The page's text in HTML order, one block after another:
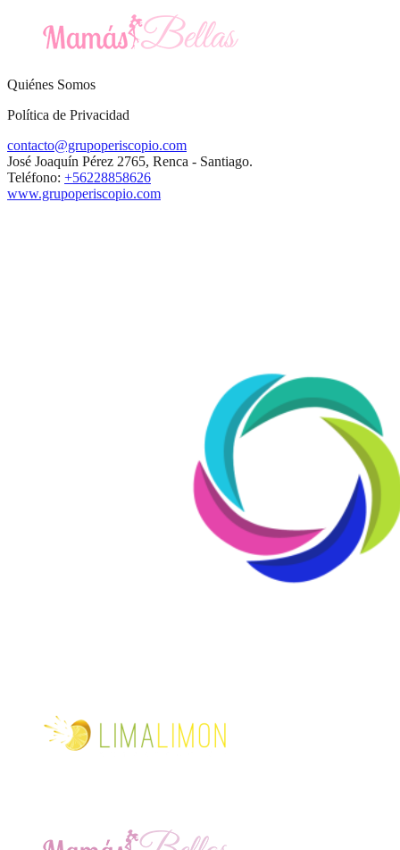
Quiénes Somos
Política de Privacidad
contacto@grupoperiscopio.com
José Joaquín Pérez 2765, Renca - Santiago.
Teléfono: +56228858626
www.grupoperiscopio.com